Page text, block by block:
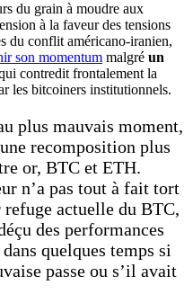
du grain à moudre aux
à la faveur des tensions
du conflit américano-iranien,
son momentum malgré un
contredit frontalement la
les bitcoiners institutionnels.
plus mauvais moment,
recomposition plus
or, BTC et ETH.
n’a pas tout à fait tort
actuelle du BTC,
des performances
quelques temps si
passe ou s’il avait